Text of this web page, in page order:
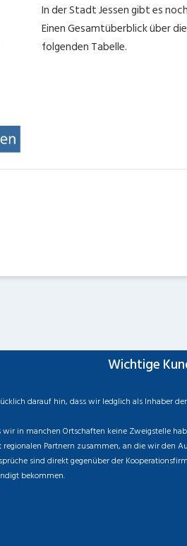
In der Stadt Jessen gibt es
Einen Gesamtüberblick über
folgenden Tabelle.
Wichtige
darauf hin, dass wir ledglich als
in manchen Ortschaften keine Zweigstelle
Partnern zusammen, an die wir den
sind direkt gegenüber der
bekommen.